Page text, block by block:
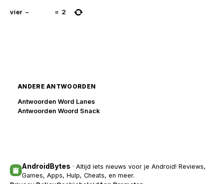
vier − = 2
ANDERE ANTWOORDEN
Antwoorden Word Lanes
Antwoorden Woord Snack
AndroidBytes · Altijd iets nieuws voor je Android! Reviews,
Games, Apps, Hulp, Cheats, en meer.